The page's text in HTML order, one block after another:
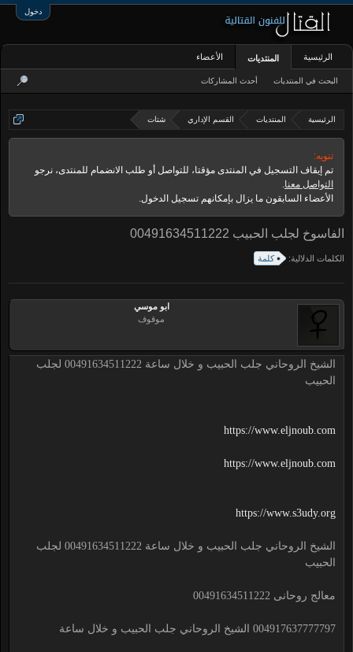
دخول
الرئيسية المنتديات القسم الإداري شتات
تنويه:
تم إيقاف التسجيل في المنتدى مؤقتا، للتواصل أو طلب الانضمام للمنتدى، نرجو
التواصل معنا.
الأعضاء السابقون ما يزال بإمكانهم تسجيل الدخول.
الفاسوخ لجلب الحبيب 00491634511222
الكلمات الدلالية: كلمة
ابو موسي
موقوف
الشيخ الروحاني جلب الحبيب و خلال ساعة 00491634511222 لجلب
الحبيب
https://www.eljnoub.com
https://www.eljnoub.com
https://www.s3udy.org
الشيخ الروحاني جلب الحبيب و خلال ساعة 00491634511222 لجلب
الحبيب
معالج روحانى 00491634511222
004917637777797 الشيخ الروحاني جلب الحبيب و خلال ساعة
الرئيسية المنتديات
البحث في المنتديات أحدث المشاركات
الأعضاء